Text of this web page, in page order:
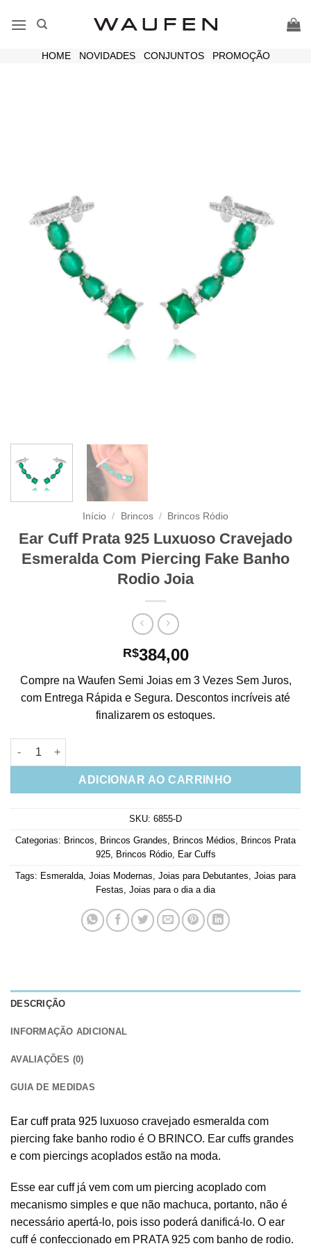
HOME| NOVIDADES| CONJUNTOS| PROMOÇÃO
Início / Brincos / Brincos Ródio
Ear Cuff Prata 925 Luxuoso Cravejado
Esmeralda Com Piercing Fake Banho
Rodio Joia
R$384,00
Compre na Waufen Semi Joias em 3 Vezes Sem Juros,
com Entrega Rápida e Segura. Descontos incríveis até
finalizarem os estoques.
Ear Cuff Prata 925 Luxuoso Cravejado Esmeralda Com
ADICIONAR AO CARRINHO
SKU: 6855-D
Categorias: Brincos Brincos Grandes Brincos Médios
Brincos Prata
925, Brincos Ródio, Ear Cuffs
Tags: Esmeralda Joias Modernas Joias para Debutantes Joias para
Festas Joias para o dia a dia
DESCRIÇÃO
INFORMAÇÃO ADICIONAL
AVALIAÇÕES (0)
GUIA DE MEDIDAS
Ear cuff prata 925 luxuoso cravejado esmeralda com
piercing fake banho rodio é O BRINCO. Ear cuffs grandes
e com piercings acoplados estão na moda.
Esse ear cuff já vem com um piercing acoplado com
mecanismo simples e que não machuca, portanto, não é
necessário apertá-lo, pois isso poderá danificá-lo. O ear
cuff é confeccionado em PRATA 925 com banho de rodio.